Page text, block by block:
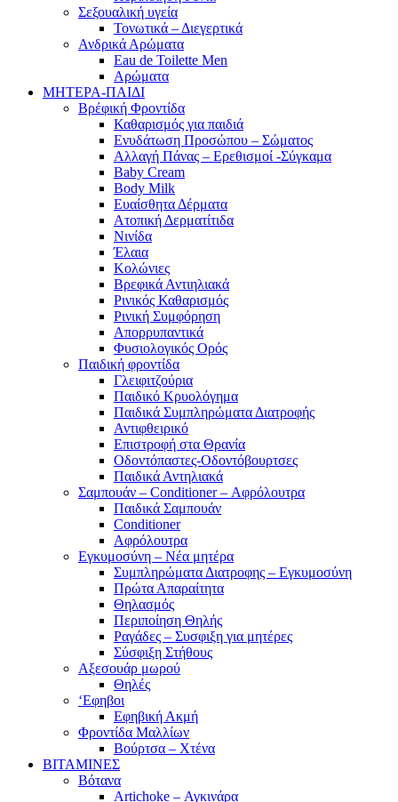
Σεξουαλική υγεία
Τονωτικά – Διεγερτικά
Ανδρικά Αρώματα
Eau de Toilette Men
Αρώματα
ΜΗΤΕΡΑ-ΠΑΙΔΙ
Βρέφική Φροντίδα
Καθαρισμός για παιδιά
Ενυδάτωση Προσώπου – Σώματος
Αλλαγή Πάνας – Ερεθισμοί -Σύγκαμα
Baby Cream
Body Milk
Ευαίσθητα Δέρματα
Ατοπική Δερματίτιδα
Νινίδα
Έλαια
Κολώνιες
Βρεφικά Αντιηλιακά
Ρινικός Καθαρισμός
Ρινική Συμφόρηση
Απορρυπαντικά
Φυσιολογικός Ορός
Παιδική φροντίδα
Γλειφιτζούρια
Παιδικό Κρυολόγημα
Παιδικά Συμπληρώματα Διατροφής
Αντιφθειρικό
Επιστροφή στα Θρανία
Οδοντόπαστες-Οδοντόβουρτσες
Παιδικά Αντηλιακά
Σαμπουάν – Conditioner – Αφρόλουτρα
Παιδικά Σαμπουάν
Conditioner
Αφρόλουτρα
Εγκυμοσύνη – Νέα μητέρα
Συμπληρώματα Διατροφης – Εγκυμοσύνη
Πρώτα Απαραίτητα
Θηλασμός
Περιποίηση Θηλής
Ραγάδες – Συσφιξη για μητέρες
Σύσφιξη Στήθους
Αξεσουάρ μωρού
Θηλές
‘Εφηβοι
Εφηβική Ακμή
Φροντίδα Μαλλίων
Βούρτσα – Χτένα
ΒΙΤΑΜΙΝΕΣ
Βότανα
Artichoke – Αγκινάρα